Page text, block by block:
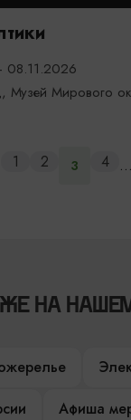
08.11.2026
Музей Мирового
1 2 3 4 ...
НА
Афиша